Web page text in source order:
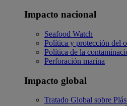
Impacto nacional
Seafood Watch
Política y protección del
Política de la
Perforación marina
Impacto global
Tratado Global sobre